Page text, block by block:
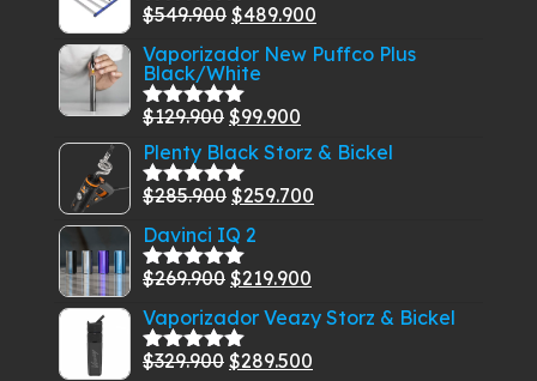
Valorado
5
$549.900 El
precio
original
era:
$549.900.
$489.900
precio
Vaporizador New Puffco Plus
Black/White
Valorado
con
5.00de
5
$129.900 El
precio
original
era:
$129.900.
$99.900
precio
es:
Plenty Black Storz & Bickel
Valorado
5
$285.900 El
precio
original
era:
$285.900.
$259.700
$259.700.
Davinci IQ 2
Valorado
5
$269.900 El
precio
original
era:
$219.900
precio
es:
Vaporizador Veazy Storz & Bickel
Valorado
$329.900 El
$289.500